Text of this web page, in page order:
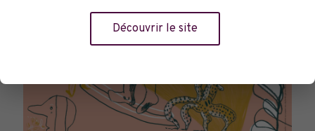
Découvrir le site